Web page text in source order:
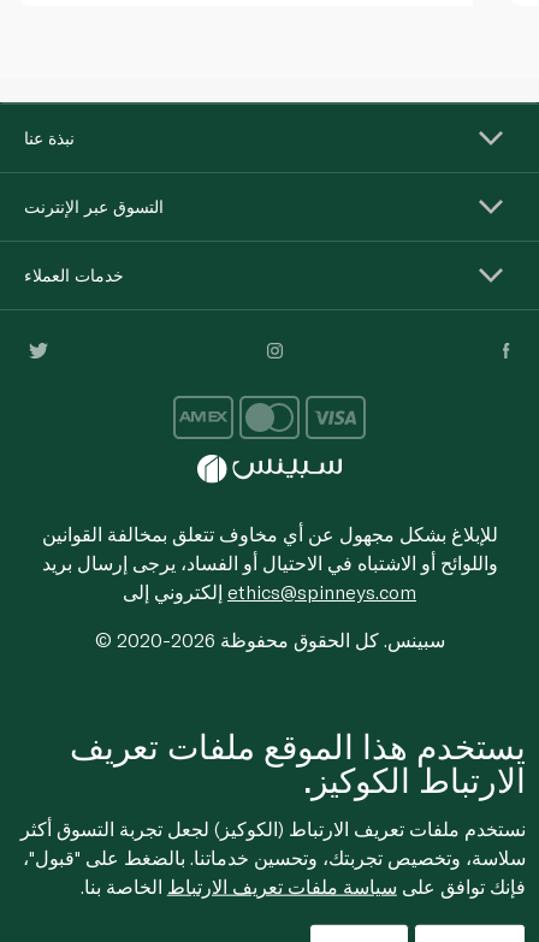
نبذة عنا
التسوق عبر الإنترنت
خدمات العملاء
للإبلاغ بشكل مجهول عن أي مخاوف تتعلق بمخالفة القوانين
واللوائح أو الاشتباه في الاحتيال أو الفساد، يرجى إرسال بريد
ethics@spinneys.com
© 2020-2026 سبينس. كل الحقوق محفوظة
يستخدم هذا الموقع ملفات تعريف
الارتباط الكوكيز.
نستخدم ملفات تعريف الارتباط (الكوكيز) لجعل تجربة التسوق أكثر
سلاسة، وتخصيص تجربتك، وتحسين خدماتنا. بالضغط على "قبول"،
فإنك توافق على سياسة ملفات تعريف الارتباط الخاصة بنا.